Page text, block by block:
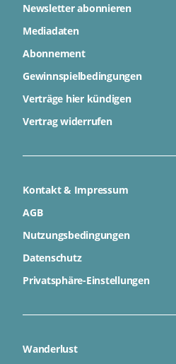
Newsletter abonnieren
Mediadaten
Abonnement
Gewinnspielbedingungen
Verträge hier kündigen
Vertrag widerrufen
Kontakt & Impressum
AGB
Nutzungsbedingungen
Datenschutz
Privatsphäre-Einstellungen
Wanderlust